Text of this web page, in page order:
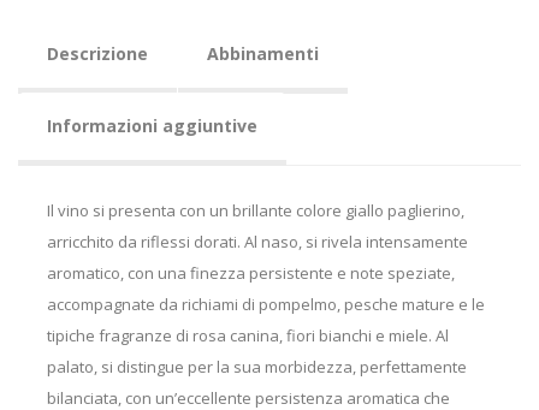
Descrizione Abbinamenti
Informazioni aggiuntive
Il vino si presenta con un brillante colore giallo paglierino,
arricchito da riflessi dorati. Al naso, si rivela intensamente
aromatico, con una finezza persistente e note speziate,
accompagnate da richiami di pompelmo, pesche mature e le
tipiche fragranze di rosa canina, fiori bianchi e miele. Al
palato, si distingue per la sua morbidezza, perfettamente
bilanciata, con un’eccellente persistenza aromatica che